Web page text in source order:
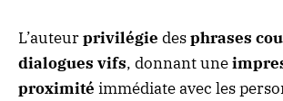
L’auteurprivilégie desphrases
dialogues vifs, donnant une
proximité immédiate avec les